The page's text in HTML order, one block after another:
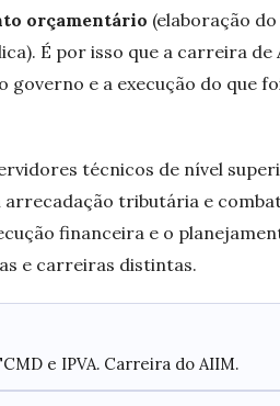
orçamentário (elaboração do
É por isso que a carreira de
governo e a execução do que
técnicos de nível
arrecadação tributária e
financeira e o
e carreiras distintas.
e IPVA. Carreira do AIIM.